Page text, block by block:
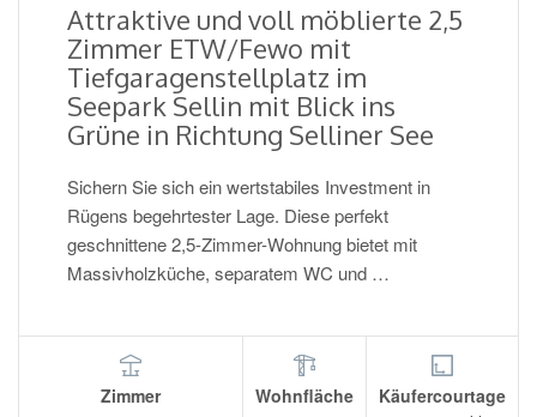
Attraktive und voll möblierte 2,5
Zimmer ETW/Fewo mit
Tiefgaragenstellplatz im
Seepark Sellin mit Blick ins
Grüne in Richtung Selliner See
Sichern Sie sich ein wertstabiles Investment in
Rügens begehrtester Lage. Diese perfekt
geschnittene 2,5-Zimmer-Wohnung bietet mit
Massivholzküche, separatem WC und …
Zimmer
Wohnfläche
Käufercourtage